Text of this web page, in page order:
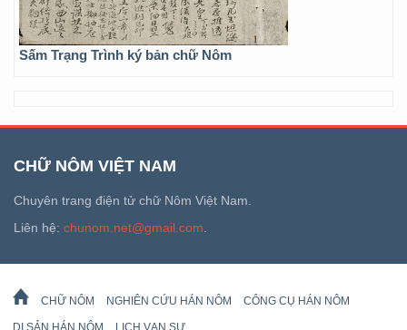
Sấm Trạng Trình ký bản chữ Nôm
CHỮ NÔM VIỆT NAM
Chuyên trang điện tử chữ Nôm Việt Nam.
Liên hệ: chunom.net@gmail.com
CHỮ NÔM NGHIÊN CỨU HÁN NÔM CÔNG CỤ HÁN NÔM
DI SẢN HÁN NÔM LỊCH VẠN SỰ